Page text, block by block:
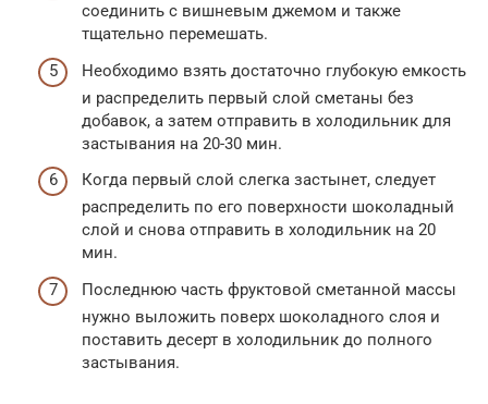
соединить с вишневым джемом и также
тщательно перемешать.
Необходимо взять достаточно глубокую емкость
и распределить первый слой сметаны без
добавок, а затем отправить в холодильник для
застывания на 20-30 мин.
Когда первый слой слегка застынет, следует
распределить по его поверхности шоколадный
слой и снова отправить в холодильник на 20
мин.
Последнюю часть фруктовой сметанной массы
нужно выложить поверх шоколадного слоя и
поставить десерт в холодильник до полного
застывания.